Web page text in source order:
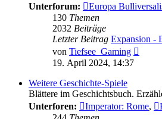
Unterforum:
Europa
130 Themen
2032 Beiträge
Letzter Beitrag Expansion -
von Tiefsee_Gaming
19. April 2024, 14:37
Weitere Geschichte-Spiele
Blättere im Geschichtsbuch.
Unterforen:
Imperator: Rome,